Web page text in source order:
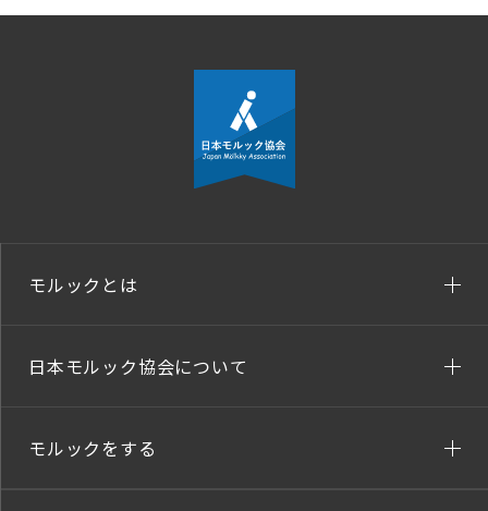
モルックとは
日本モルック協会について
モルックをする